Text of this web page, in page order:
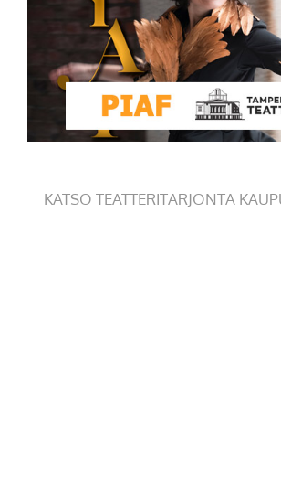
KATSO TEATTERITARJONTA